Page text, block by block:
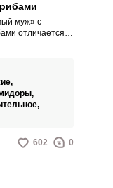
муж» с
отличается
наряду с
грибами,
плавленым
салат
602 0